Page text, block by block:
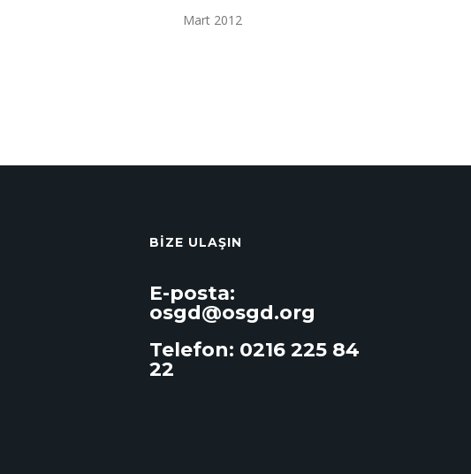
Mart 2012
BIZE ULAŞIN
E-posta:
osgd@osgd.org
Telefon: 0216 225 84
22